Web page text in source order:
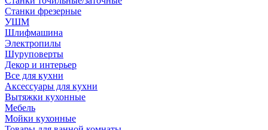
Станки фрезерные
УШМ
Шлифмашина
Электропилы
Шуруповерты
Декор и интерьер
Все для кухни
Аксессуары для кухни
Вытяжки кухонные
Мебель
Мойки кухонные